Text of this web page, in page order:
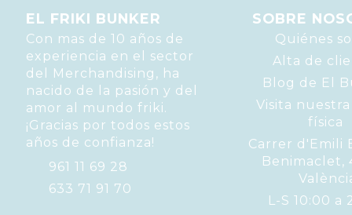
EL FRIKI BUNKER
Con mas de 10 años de
experiencia en el sector
del Merchandising, ha
nacido de la pasión y del
amor al mundo friki.
¡Gracias por todos estos
años de confianza!
961 11 69 28
633 71 91 70
SOBRE
Quiénes
Alta de
Blog de El
Visita
física
Carrer d'Emili
Benimaclet,
L-S 10:00 a